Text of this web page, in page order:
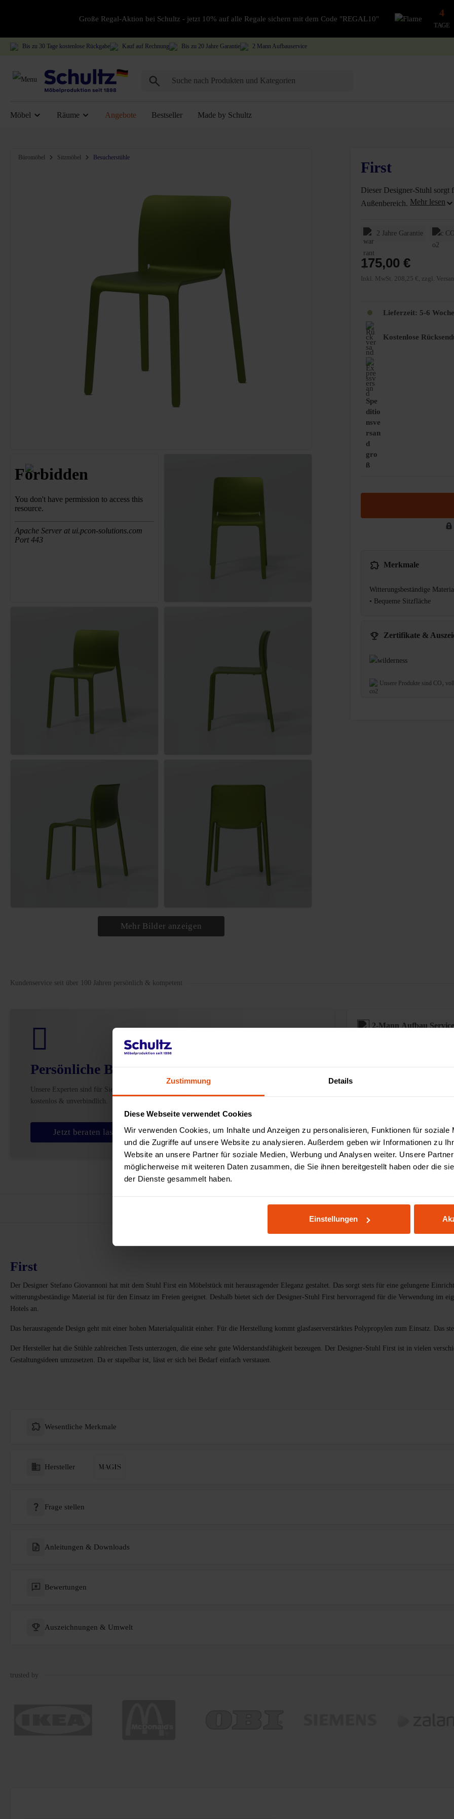
Zustimmung Details
Diese Webseite verwendet Cookies
Wir verwenden Cookies, um Inhalte und Anzeigen zu personalisieren, Funktionen für soziale
und die Zugriffe auf unsere Website zu analysieren. Außerdem geben wir Informationen zu
Website an unsere Partner für soziale Medien, Werbung und Analysen weiter. Unsere
möglicherweise mit weiteren Daten zusammen, die Sie ihnen bereitgestellt haben oder die
der Dienste gesammelt haben.
Einstellungen
Große Regal-Aktion bei Schultz - jetzt 10% auf alle Regale sichern mit dem Code "REGAL10"
4
TAGE
Bis zu 30 Tage kostenlose Rückgabe Kauf auf Rechnung Bis zu 20 Jahre Garantie 2 Mann Aufbauservice
Möbel Räume Angebote Bestseller Made by Schultz
Bildergalerie überspringen
Büromöbel Sitzmöbel Besucherstühle
Mehr Bilder anzeigen
First
Dieser Designer-Stuhl sorgt
Außenbereich.
2 Jahre Garantie
175,00 €
Inkl. MwSt. 208,25 €, zzgl.
Lieferzeit: 5-6
Kostenlose
Spe
ditio
nsve
rsan
d
gro
ß
Merkmale
Witterungsbeständige
• Bequeme Sitzfläche
Zertifikate &
Unsere Produkte sind CO₂
Kundenservice seit über 100 Jahren persönlich & kompetent
Persönliche Beratung
Unsere Experten sind für Sie da –
kostenlos & unverbindlich.
Jetzt beraten lassen
2-Mann Aufbau Service
Sonderanfertigungen
First
Der Designer Stefano Giovannoni hat mit dem Stuhl First ein Möbelstück mit herausragender Eleganz gestaltet. Das sorgt stets für eine gelungene
witterungsbeständige Material ist für den Einsatz im Freien geeignet. Deshalb bietet sich der Designer-Stuhl First hervorragend für die Verwendung im
Hotels an.
Das herausragende Design geht mit einer hohen Materialqualität einher. Für die Herstellung kommt glasfaserverstärktes Polypropylen zum Einsatz. Das
Der Hersteller hat die Stühle zahlreichen Tests unterzogen, die eine sehr gute Widerstandsfähigkeit bezeugen. Der Designer-Stuhl First ist in vielen
Gestaltungsideen umzusetzen. Da er stapelbar ist, lässt er sich bei Bedarf einfach verstauen.
Wesentliche Merkmale
Hersteller
Frage stellen
Anleitungen & Downloads
Bewertungen
Auszeichnungen & Umwelt
trusted by